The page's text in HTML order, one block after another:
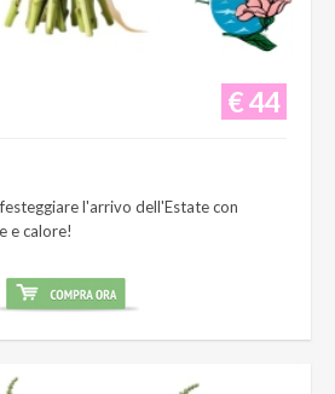
€ 44
l'arrivo dell'Estate con
e calore!